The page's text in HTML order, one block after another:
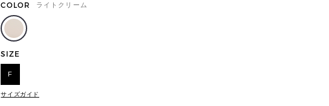
COLOR ライトクリーム
SIZE
F
サイズガイド